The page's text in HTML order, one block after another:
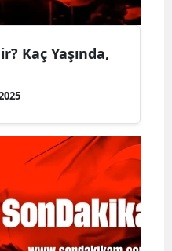
Kaç Yaşında,